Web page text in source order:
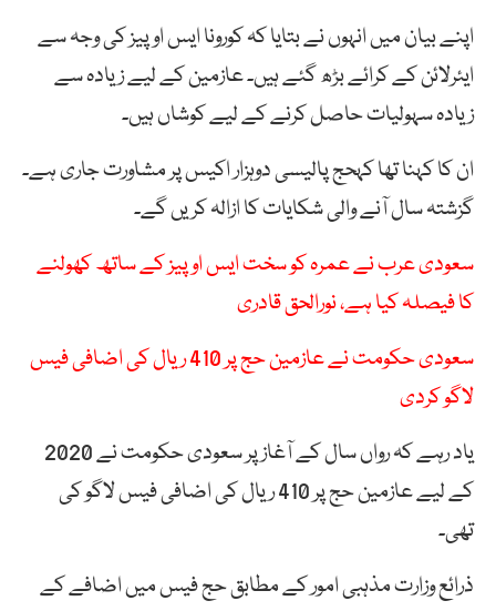
اپنے بیان میں انہوں نے بتایا کہ کورونا ایس او پیز کی وجہ سے
ایئرلائن کے کرائے بڑھ گئے ہیں۔ عازمین کے لیے زیادہ سے
زیادہ سہولیات حاصل کرنے کے لیے کوشاں ہیں۔
ان کا کہنا تھا کہحج پالیسی دوہزار اکیس پر مشاورت جاری ہے۔
گزشتہ سال آنے والی شکایات کا ازالہ کریں گے۔
سعودی عرب نے عمرہ کو سخت ایس او پیز کے ساتھ کھولنے
کا فیصلہ کیا ہے، نورالحق قادری
سعودی حکومت نے عازمین حج پر 410 ریال کی اضافی فیس
لاگو کردی
یاد رہے کہ رواں سال کے آغاز پر سعودی حکومت نے 2020
کے لیے عازمین حج پر 410 ریال کی اضافی فیس لاگو کی
تھی۔
ذرائع وزارت مذہبی امور کے مطابق حج فیس میں اضافے کے